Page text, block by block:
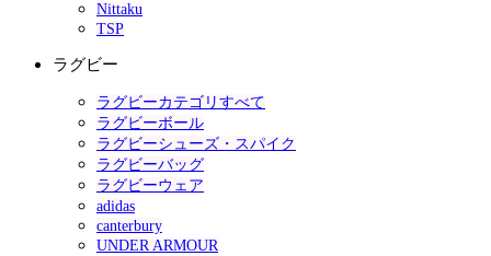
Nittaku
TSP
ラグビー
ラグビーカテゴリすべて
ラグビーボール
ラグビーシューズ・スパイク
ラグビーバッグ
ラグビーウェア
adidas
canterbury
UNDER ARMOUR